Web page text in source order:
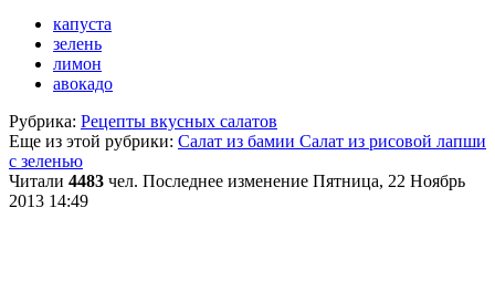
капуста
зелень
лимон
авокадо
Рубрика: Рецепты вкусных салатов
Еще из этой рубрики: Салат из бамии Салат из рисовой лапши
с зеленью
Читали 4483 чел. Последнее изменение Пятница, 22 Ноябрь
2013 14:49